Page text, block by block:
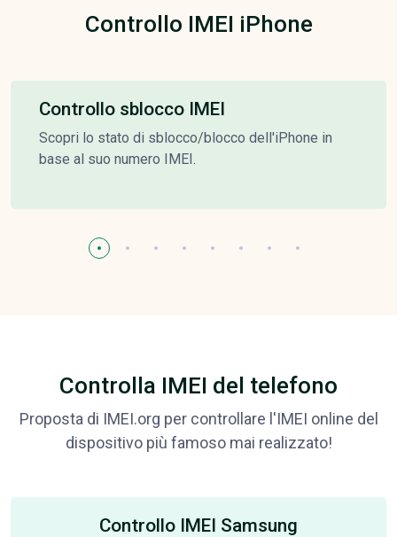
Controllo IMEI iPhone
Controllo sblocco IMEI
Scopri lo stato di sblocco/blocco dell'iPhone in
base al suo numero IMEI.
Controlla IMEI del telefono
Proposta di IMEI.org per controllare l'IMEI online del
dispositivo più famoso mai realizzato!
Controllo IMEI Samsung